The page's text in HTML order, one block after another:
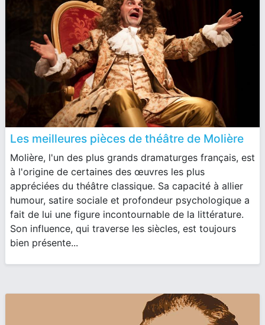
Les meilleures pièces de théâtre de Molière
Molière, l'un des plus grands dramaturges français, est
à l'origine de certaines des œuvres les plus
appréciées du théâtre classique. Sa capacité à allier
humour, satire sociale et profondeur psychologique a
fait de lui une figure incontournable de la littérature.
Son influence, qui traverse les siècles, est toujours
bien présente...